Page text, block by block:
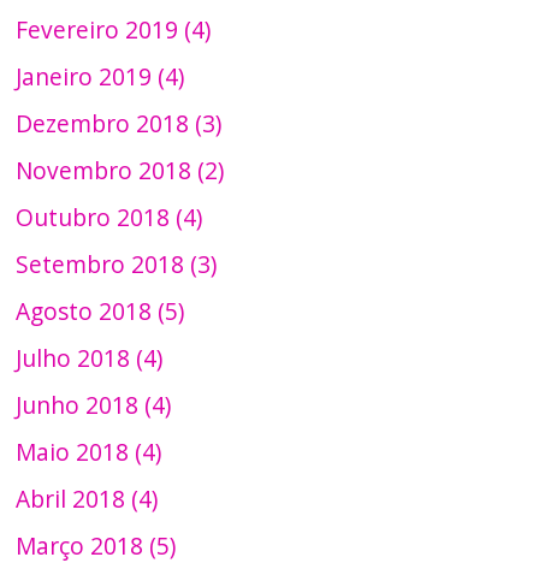
Fevereiro 2019 (4)
Janeiro 2019 (4)
Dezembro 2018 (3)
Novembro 2018 (2)
Outubro 2018 (4)
Setembro 2018 (3)
Agosto 2018 (5)
Julho 2018 (4)
Junho 2018 (4)
Maio 2018 (4)
Abril 2018 (4)
Março 2018 (5)